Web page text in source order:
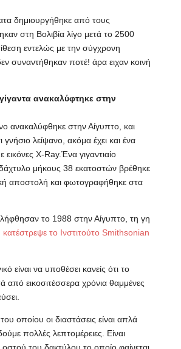
δημιουργήθηκε από τους
στη Βολιβία λίγο μετά το 2500
εντελώς με την σύγχρονη
συναντήθηκαν ποτέ! άρα ειχαν κοινή
ανακαλύφτηκε στην
ανακαλύφθηκε στην Αίγυπτο, και
γνήσιο λείψανο, ακόμα έχει και ένα
εικόνες X-Ray.Ένα γιγαντιαίο
μήκους 38 εκατοστών βρέθηκε
αποστολή και φωτογραφήθηκε στα
το 1988 στην Αίγυπτο, τη γη
το Ινστιτούτο Smithsonian
να υποθέσει κανείς ότι το
από εικοσιτέσσερα χρόνια θαμμένες
οποίου οι διαστάσεις είναι απλά
πολλές λεπτομέρειες. Είναι